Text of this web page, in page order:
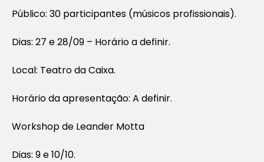
Público: 30 participantes (músicos profissionais).
Dias: 27 e 28/09 – Horário a definir.
Local: Teatro da Caixa.
Horário da apresentação: A definir.
Workshop de Leander Motta
Dias: 9 e 10/10.